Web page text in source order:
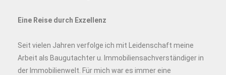
Eine Reise durch Exzellenz
Seit vielen Jahren verfolge ich mit Leidenschaft meine
Arbeit als Baugutachter u. Immobiliensachverständiger in
der Immobilienwelt. Für mich war es immer eine